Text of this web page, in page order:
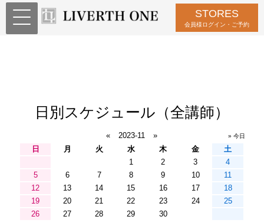
STORES
会員様ログイン・ご予約
日別スケジュール（全講師）
« 2023-11 » » 今日
日 月 火 水 木 金
土
1
2 3
4
5
6 7 8 9 10
11
12
13 14 15 16 17
18
19
20 21 22 23 24
25
26
27 28 29 30